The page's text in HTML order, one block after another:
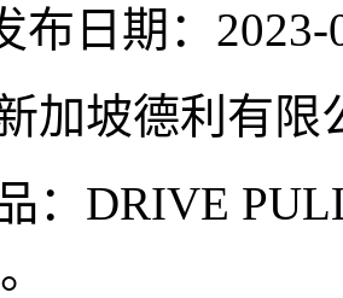
布日期：2023-
加坡德利有限
：DRIVE